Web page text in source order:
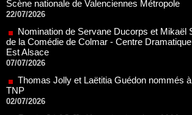
Nomination de Servane Ducorps et Mikaël
de la Comédie de Colmar - Centre Dramatique
Est Alsace
07/07/2026
Thomas Jolly et Laëtitia Guédon nommés à
TNP
02/07/2026
Fonds SACD Théâtre : les lauréats 2026
23/06/2026